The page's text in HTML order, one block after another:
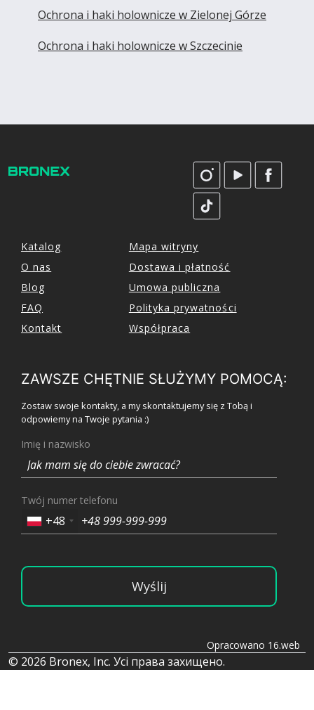
Ochrona i haki holownicze w Zielonej Górze
Ochrona i haki holownicze w Szczecinie
Katalog
O nas
Blog
FAQ
Kontakt
Mapa witryny
Dostawa i płatność
Umowa publiczna
Polityka prywatności
Współpraca
ZAWSZE CHĘTNIE SŁUŻYMY POMOCĄ:
Zostaw swoje kontakty, a my skontaktujemy się z Tobą i
odpowiemy na Twoje pytania :)
Imię i nazwisko
Twój numer telefonu
+48
Wyślij
Opracowano 16.web
© 2026 Bronex, Inc. Усі права захищено.